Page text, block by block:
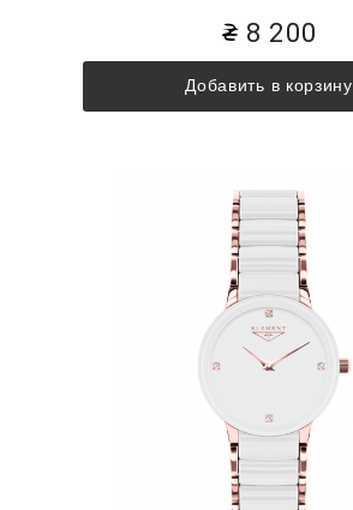
8 200
Добавить в корзину